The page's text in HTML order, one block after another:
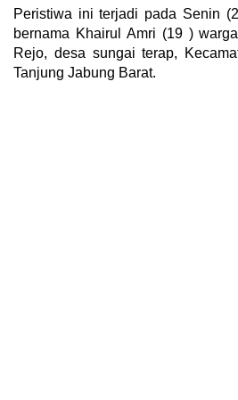
Peristiwa ini terjadi pada Senin
bernama Khairul Amri (19 )
Rejo, desa sungai terap,
Tanjung Jabung Barat.